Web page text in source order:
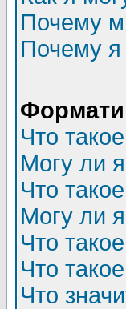
Почему
Почему я
Что
Могу ли
Что
Могу ли
Что
Что
Что